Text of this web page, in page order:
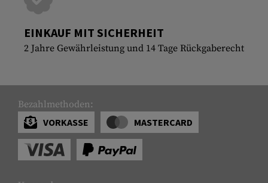
EINKAUF MIT SICHERHEIT
2 Jahre Gewährleistung und 14 Tage Rückgaberecht
Bezahlmethoden:
VORKASSE
MASTERCARD